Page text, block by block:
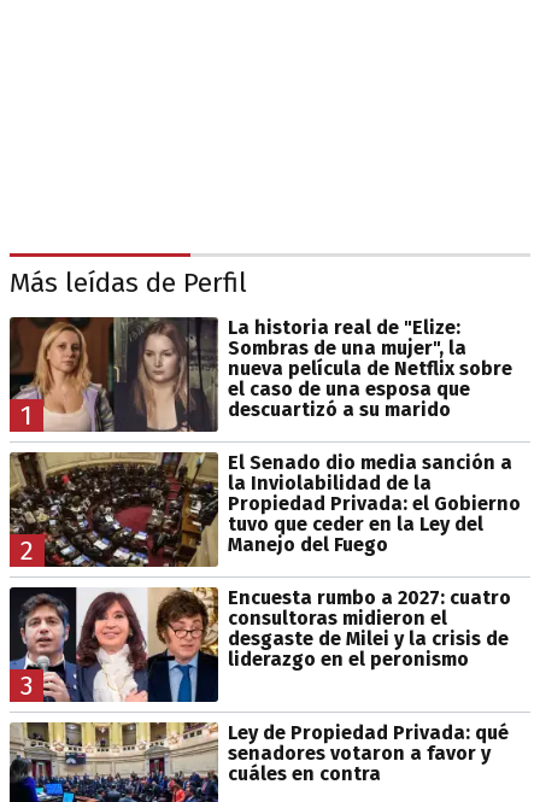
Más leídas de Perfil
1
La historia real de "Elize:
Sombras de una mujer", la
nueva película de Netflix sobre
el caso de una esposa que
descuartizó a su marido
2
El Senado dio media sanción a
la Inviolabilidad de la
Propiedad Privada: el Gobierno
tuvo que ceder en la Ley del
Manejo del Fuego
3
Encuesta rumbo a 2027: cuatro
consultoras midieron el
desgaste de Milei y la crisis de
liderazgo en el peronismo
Ley de Propiedad Privada: qué
senadores votaron a favor y
cuáles en contra